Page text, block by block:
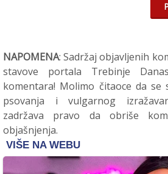
NAPOMENA: Sadržaj objavljenih
stavove portala Trebinje
komentara! Molimo čitaoce da se
psovanja i vulgarnog
zadržava pravo da obriše
objašnjenja.